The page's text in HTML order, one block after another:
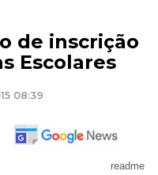
de inscrição
Escolares
08:39
readme